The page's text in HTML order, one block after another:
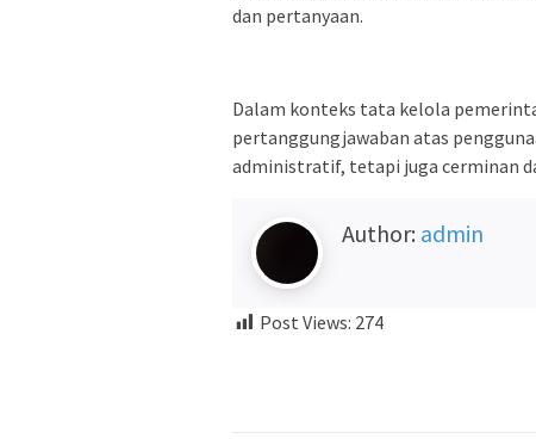
dan pertanyaan.
Dalam konteks tata kelola
pertanggungjawaban atas
administratif, tetapi juga cerminan
Author: admin
Post Views: 274